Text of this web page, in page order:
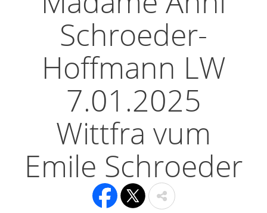
Schroeder-
Hoffmann LW
7.01.2025
Wittfra vum
Emile Schroeder